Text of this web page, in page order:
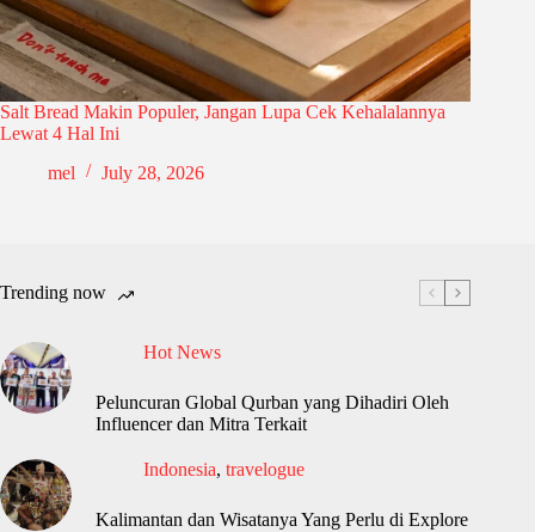
Salt Bread Makin Populer, Jangan Lupa Cek Kehalalannya
Lewat 4 Hal Ini
mel
July 28, 2026
Trending now
Hot News
Peluncuran Global Qurban yang Dihadiri Oleh
Influencer dan Mitra Terkait
Indonesia, travelogue
Kalimantan dan Wisatanya Yang Perlu di Explore